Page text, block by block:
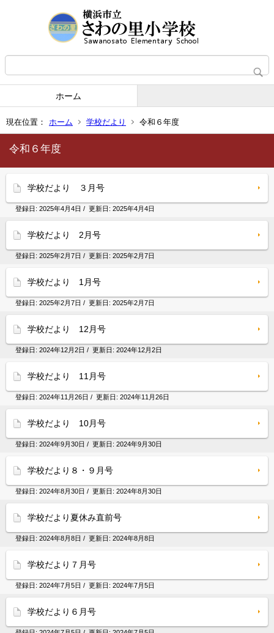
ホーム
現在位置： ホーム 学校だより 令和６年度
令和６年度
学校だより ３月号
登録日: 2025年4月4日 / 更新日: 2025年4月4日
学校だより 2月号
登録日: 2025年2月7日 / 更新日: 2025年2月7日
学校だより 1月号
登録日: 2025年2月7日 / 更新日: 2025年2月7日
学校だより 12月号
登録日: 2024年12月2日 / 更新日: 2024年12月2日
学校だより 11月号
登録日: 2024年11月26日 / 更新日: 2024年11月26日
学校だより 10月号
登録日: 2024年9月30日 / 更新日: 2024年9月30日
学校だより８・９月号
登録日: 2024年8月30日 / 更新日: 2024年8月30日
学校だより夏休み直前号
登録日: 2024年8月8日 / 更新日: 2024年8月8日
学校だより７月号
登録日: 2024年7月5日 / 更新日: 2024年7月5日
学校だより６月号